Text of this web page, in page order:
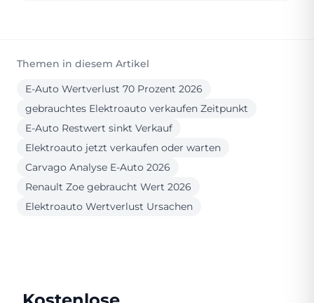
Themen in diesem Artikel
E-Auto Wertverlust 70 Prozent 2026
gebrauchtes Elektroauto verkaufen Zeitpunkt
E-Auto Restwert sinkt Verkauf
Elektroauto jetzt verkaufen oder warten
Carvago Analyse E-Auto 2026
Renault Zoe gebraucht Wert 2026
Elektroauto Wertverlust Ursachen